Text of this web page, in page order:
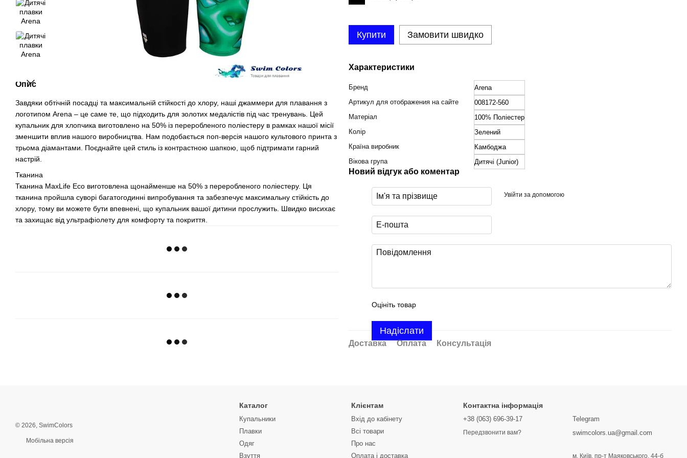
Опис
Завдяки обтічній посадці та максимальній стійкості до хлору, наші джаммери для плавання з
логотипом Arena – це саме те, що підходить для золотих медалістів під час тренувань. Цей
купальник для хлопчика виготовлено на 50% із переробленого поліестеру в рамках нашої місії
зменшити вплив нашого виробництва. Нам подобається поп-версія нашого культового принта з
трьома діамантами. Поєднайте цей стиль із контрастною шапкою, щоб підтримати гарний
настрій.
Тканина
Тканина MaxLife Eco виготовлена ​​щонайменше на 50% з переробленого поліестеру. Ця
тканина пройшла суворі багатогодинні випробування та забезпечує максимальну стійкість до
хлору, тому ви можете бути впевнені, що купальник вашої дитини прослужить. Швидко висихає
та захищає від ультрафіолету для комфорту та покриття.
Купити Замовити швидко
Характеристики
Бренд
Arena
Артикул для отображения на сайте
008172-560
Матеріал
100% Поліестер
Колір
Зелений
Країна виробник
Камбоджа
Вікова група
Дитячі (Junior)
Новий відгук або коментар
Увійти за допомогою
Оцініть товар
Надіслати
Доставка Оплата Консультація
© 2026, SwimColors
Мобільна версія
Каталог
Купальники
Плавки
Одяг
Взуття
Клієнтам
Вхід до кабінету
Всі товари
Про нас
Оплата і доставка
Контактна інформація
+38 (063) 696-39-17
Передзвонити вам?
Telegram
swimcolors.ua@gmail.com
м. Київ, пр-т Маяковського, 44-б